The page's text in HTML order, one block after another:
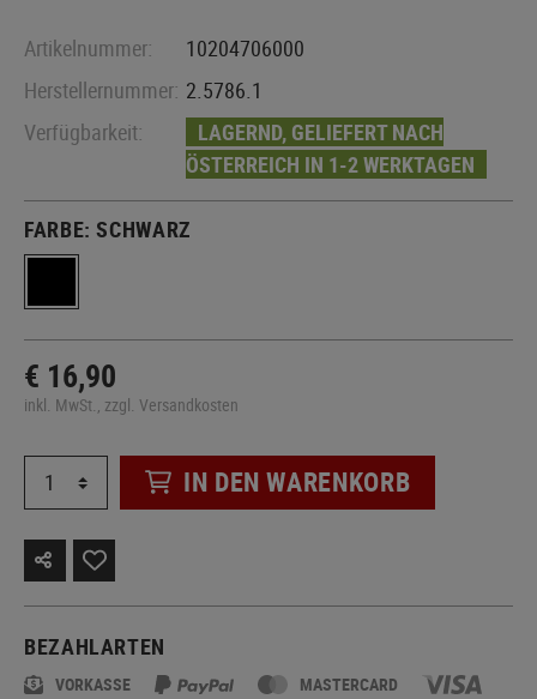
Artikelnummer:
10204706000
Herstellernummer: 2.5786.1
Verfügbarkeit:
LAGERND, GELIEFERT NACH
ÖSTERREICH IN 1-2 WERKTAGEN
FARBE:SCHWARZ
€ 16,90
inkl. MwSt., zzgl. Versandkosten
IN DEN WARENKORB
BEZAHLARTEN
VORKASSE MASTERCARD